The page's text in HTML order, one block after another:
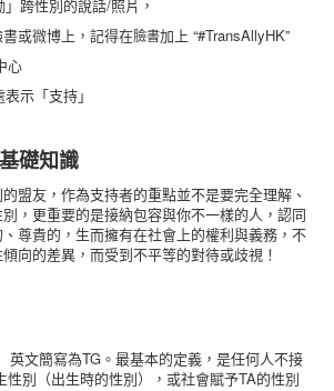
跨性別的說話/照片，
或微博上，記得在臉書加上 “#TransAllyHK”
心
示「支持」
礎知識
盟友，作為支持者的重點並不是要完全理解、
，更重要的是接納包容與你不一樣的人，認同
尊貴的，生而擁有在社會上的權利與義務，不
向的差異，而受到不平等的對待或歧視！
英文簡寫為TG。最基本的定義，是任何人不接
性別（出生時的性別），或社會賦予TA的性別